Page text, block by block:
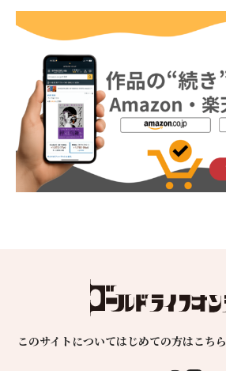
このサイトについてはじめての方はこちら